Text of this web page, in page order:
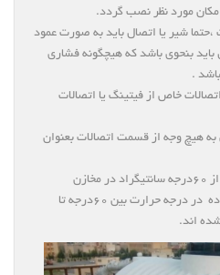
مورد نظر نصب گردد.
شیر یا اتصال باید به صورت عمود
بنحوی باشد که هیچگونه فشاری
.
خاص از فیتینگ یا اتصالات
به هیچ وجه از قسمت اتصالات بعنوان
– از نگهداری مایعات با دمای بیش از ۶۰درجه سانتیگراد در مخازن
خودداری کنید ، مخازن برای استفاده در درجه حرارت بین ۶۰درجه تا